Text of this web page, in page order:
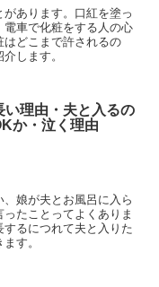
あります。口紅を塗っ
車で化粧をする人の心
どこまで許されるの
します。
い理由・夫と入るの
か・泣く理由
娘が夫とお風呂に入ら
たことってよくありま
るにつれて夫と入りた
す。